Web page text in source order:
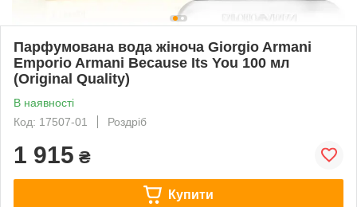
Парфумована вода жіноча Giorgio Armani
Emporio Armani Because Its You 100 мл
(Original Quality)
В наявності
Код: 17507-01
Роздріб
1 915 ₴
Купити